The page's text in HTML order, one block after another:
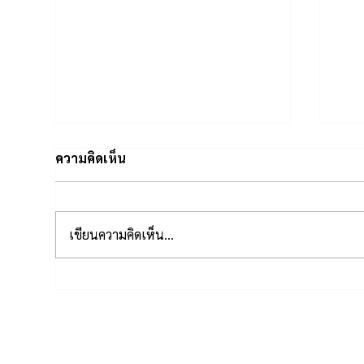
ความคิดเห็น
เขียนความคิดเห็น…